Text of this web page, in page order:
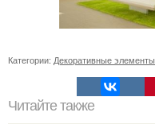
Категории: Декоративные элементы
Читайте также